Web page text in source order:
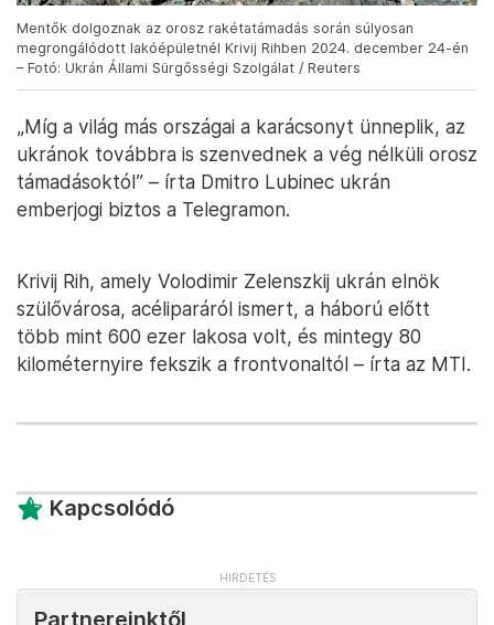
Mentők dolgoznak az orosz rakétatámadás során súlyosan
megrongálódott lakóépületnél Krivij Rihben 2024. december 24-én
– Fotó: Ukrán Állami Sürgősségi Szolgálat / Reuters
„Míg a világ más országai a karácsonyt ünneplik, az
ukránok továbbra is szenvednek a vég nélküli orosz
támadásoktól” – írta Dmitro Lubinec ukrán
emberjogi biztos a Telegramon.
Krivij Rih, amely Volodimir Zelenszkij ukrán elnök
szülővárosa, acéliparáról ismert, a háború előtt
több mint 600 ezer lakosa volt, és mintegy 80
kilométernyire fekszik a frontvonaltól – írta az MTI.
Kapcsolódó
Partnereinktől